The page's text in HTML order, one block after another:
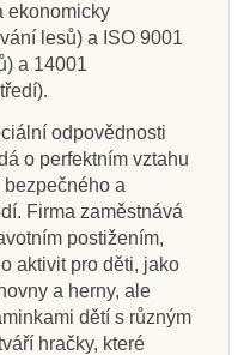
ekonomicky
lesů) a ISO 9001
a 14001
odpovědnosti
o perfektním vztahu
bezpečného a
Firma zaměstnává
postižením,
aktivit pro děti, jako
a herny, ale
dětí s různým
hračky, které